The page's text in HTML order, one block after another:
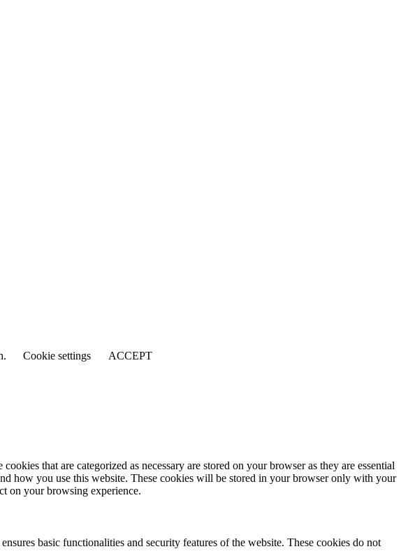
Cookie settings
ACCEPT
that are categorized as necessary are stored on your browser as they are essential
how you use this website. These cookies will be stored in your browser only with your
on your browsing experience.
basic functionalities and security features of the website. These cookies do not